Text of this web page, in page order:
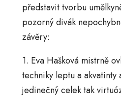
představit tvorbu
pozorný divák
závěry:
1. Eva Hašková mistrně
techniky leptu a akvatinty
jedinečný celek tak